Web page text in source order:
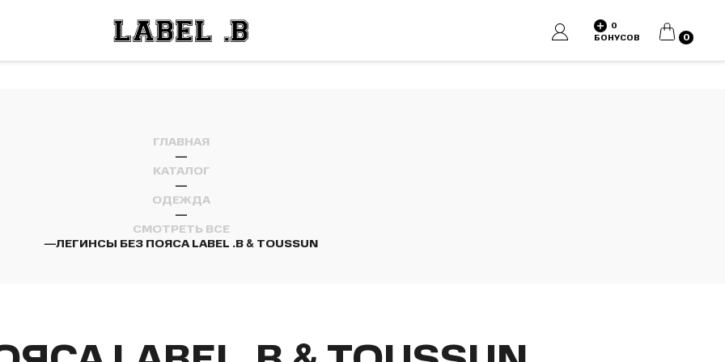
0
БОНУСОВ
КОРЗИНА
0
ГЛАВНАЯ
—
КАТАЛОГ
—
ОДЕЖДА
—
СМОТРЕТЬ ВСЕ
—ЛЕГИНСЫ БЕЗ ПОЯСА LABEL .B & TOUSSUN